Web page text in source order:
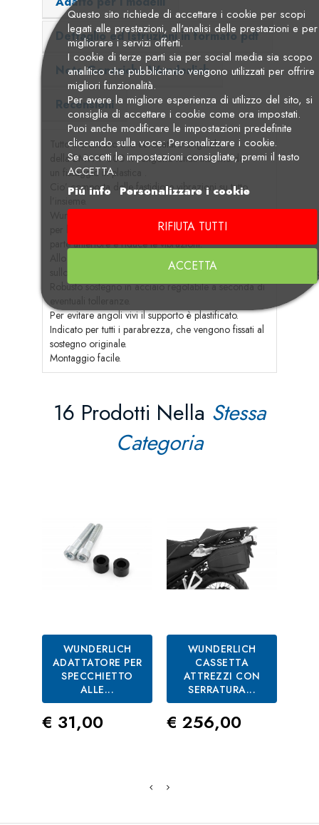
Dettaglio ed Istruzioni in formato pdf
Note Generiche Wunderlich
Recensioni
Tutto il cruscotto e la carenatura originale
della BMW F 800 R vengono tenuti insieme da
un fissaggio in plastica .
Cio’ comporta delle fastidiose vibrazioni su tutto
Wunderlich ha sviluppato questo supporto rinforzato
per la BMW F 800 R, che stabilizza e irrigidisce la
parte anteriore e riduce le vibrazioni.
Allo stesso tempo hanno inserito
sullo stabilizzatore un supporto per presa o/e interruttore,
Robusto sostegno in acciaio regolabile a seconda di
Per evitare angoli vivi il supporto è plastificato.
Indicato per tutti i parabrezza, che vengono fissati al
sostegno originale.
Montaggio facile.
16 Prodotti Nella Stessa
Categoria
WUNDERLICH
ADATTATORE PER
SPECCHIETTO
ALLE...
Prezzo
€ 31,00
WUNDERLICH
CASSETTA
ATTREZZI CON
SERRATURA...
Prezzo
€ 256,00
Questo sito richiede di accettare i cookie per scopi
legati alle prestazioni, all'analisi delle prestazioni e per
migliorare i servizi offerti.
I cookie di terze parti sia per social media sia scopo
analitico che pubblicitario vengono utilizzati per offrire
migliori funzionalità.
Per avere la migliore esperienza di utilizzo del sito, si
consiglia di accettare i cookie come ora impostati.
Puoi anche modificare le impostazioni predefinite
cliccando sulla voce: Personalizzare i cookie.
Se accetti le impostazioni consigliate, premi il tasto
ACCETTA.
Piú info
Personalizzare i cookie
RIFIUTA TUTTI
ACCETTA